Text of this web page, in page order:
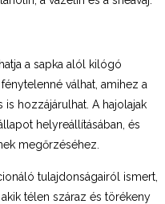
a sapka alól kilógó
válhat, amihez a
hozzájárulhat. A hajolajak
helyreállításában, és
megőrzéséhez.
tulajdonságairól ismert,
télen száraz és törékeny